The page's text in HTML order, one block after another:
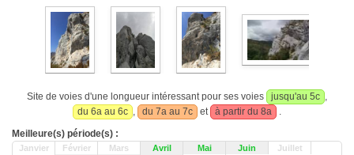
Site de voies d'une longueur intéressant pour ses voies jusqu'au 5c ,
du 6a au 6c , du 7a au 7c et à partir du 8a
.
Meilleure(s) période(s) :
Janvier Février Mars Avril Mai Juin
Juillet